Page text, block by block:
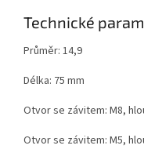
Technické
Průměr: 14,9
Délka: 75 mm
Otvor se závitem: M8,
Otvor se závitem: M5,